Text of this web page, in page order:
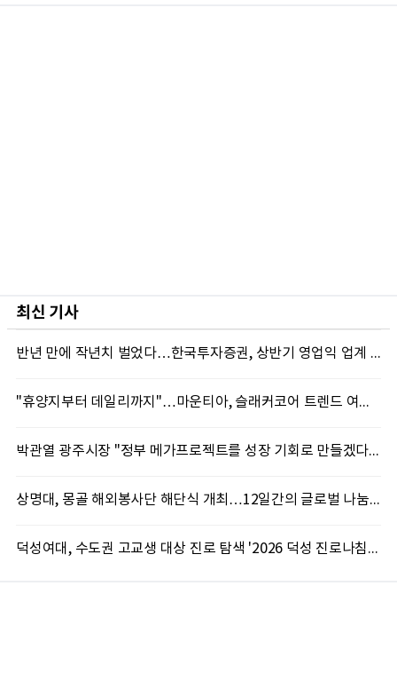
최신 기사
반년 만에 작년치 벌었다…한국투자증권, 상반기 영업익 업계 첫 2조 돌파
"휴양지부터 데일리까지"…마운티아, 슬래커코어 트렌드 여름 신제품 선봬
박관열 광주시장 "정부 메가프로젝트를 성장 기회로 만들겠다"…첫 시정토론회 개최
상명대, 몽골 해외봉사단 해단식 개최…12일간의 글로벌 나눔 성료
덕성여대, 수도권 고교생 대상 진로 탐색 '2026 덕성 진로나침판' 개최